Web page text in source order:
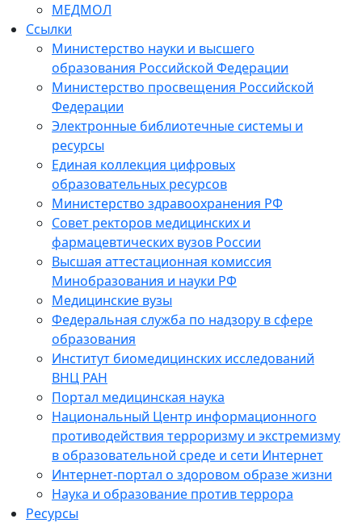
МЕДМОЛ
Ссылки
Министерство науки и высшего
образования Российской Федерации
Министерство просвещения Российской
Федерации
Электронные библиотечные системы и
ресурсы
Единая коллекция цифровых
образовательных ресурсов
Министерство здравоохранения РФ
Совет ректоров медицинских и
фармацевтических вузов России
Высшая аттестационная комиссия
Минобразования и науки РФ
Медицинские вузы
Федеральная служба по надзору в сфере
образования
Институт биомедицинских исследований
ВНЦ РАН
Портал медицинская наука
Национальный Центр информационного
противодействия терроризму и экстремизму
в образовательной среде и сети Интернет
Интернет-портал о здоровом образе жизни
Наука и образование против террора
Ресурсы